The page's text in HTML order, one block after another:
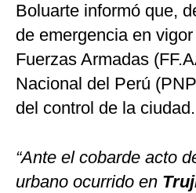
Boluarte informó que,
de emergencia en
Fuerzas Armadas
Nacional del Perú
del control de la ciudad.
“Ante el cobarde acto
urbano ocurrido en